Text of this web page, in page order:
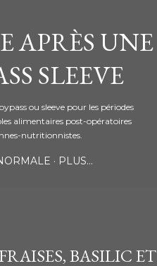
APRÈS UNE
SLEEVE
ou sleeve pour les périodes
alimentaires post-opératoires
nutritionnistes.
PLUS…
BASILIC ET